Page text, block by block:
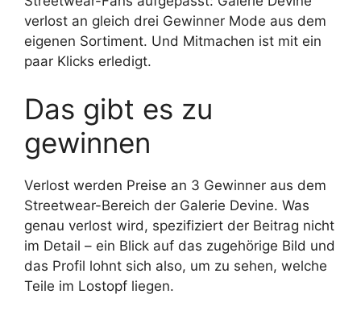
verlost an gleich drei Gewinner Mode aus dem
eigenen Sortiment. Und Mitmachen ist mit ein
paar Klicks erledigt.
Das gibt es zu
gewinnen
Verlost werden Preise an 3 Gewinner aus dem
Streetwear-Bereich der Galerie Devine. Was
genau verlost wird, spezifiziert der Beitrag nicht
im Detail – ein Blick auf das zugehörige Bild und
das Profil lohnt sich also, um zu sehen, welche
Teile im Lostopf liegen.